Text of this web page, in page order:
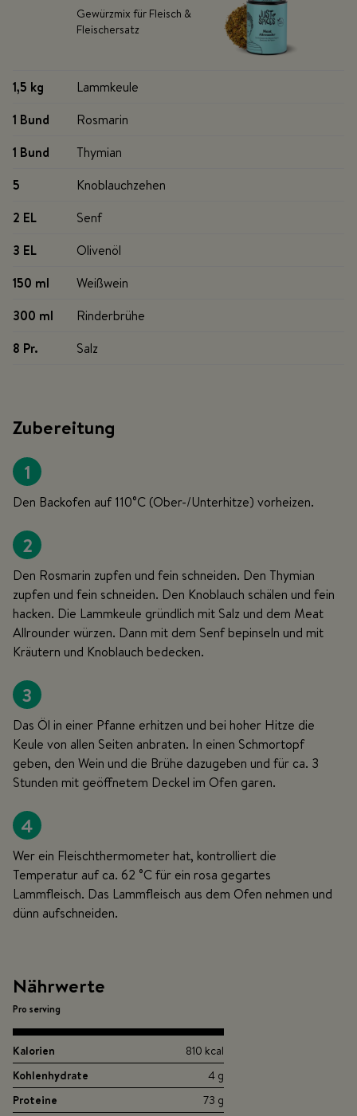
Gewürzmix für Fleisch &
Fleischersatz
1,5 kg
Lammkeule
1 Bund
Rosmarin
1 Bund
Thymian
5
Knoblauchzehen
2 EL
Senf
3 EL
Olivenöl
150 ml
Weißwein
300 ml
Rinderbrühe
8 Pr. Salz
Zubereitung
1
Den Backofen auf 110°C (Ober-/Unterhitze) vorheizen.
2
Den Rosmarin zupfen und fein schneiden. Den Thymian
zupfen und fein schneiden. Den Knoblauch schälen und fein
hacken. Die Lammkeule gründlich mit Salz und dem Meat
Allrounder würzen. Dann mit dem Senf bepinseln und mit
Kräutern und Knoblauch bedecken.
3
Das Öl in einer Pfanne erhitzen und bei hoher Hitze die
Keule von allen Seiten anbraten. In einen Schmortopf
geben, den Wein und die Brühe dazugeben und für ca. 3
Stunden mit geöffnetem Deckel im Ofen garen.
4
Wer ein Fleischthermometer hat, kontrolliert die
Temperatur auf ca. 62 °C für ein rosa gegartes
Lammfleisch. Das Lammfleisch aus dem Ofen nehmen und
dünn aufschneiden.
Nährwerte
Pro serving
Kalorien
810 kcal
Kohlenhydrate
4 g
Proteine
73 g